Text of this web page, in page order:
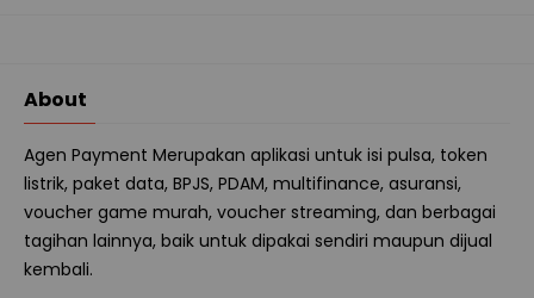
About
Agen Payment Merupakan aplikasi untuk isi pulsa, token
listrik, paket data, BPJS, PDAM, multifinance, asuransi,
voucher game murah, voucher streaming, dan berbagai
tagihan lainnya, baik untuk dipakai sendiri maupun dijual
kembali.